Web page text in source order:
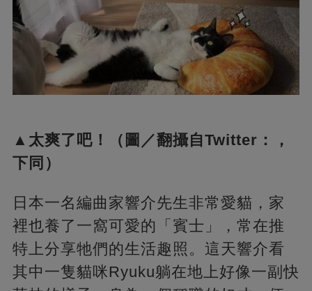
▲太爽了吧！（圖／翻攝自Twitter：，
下同）
日本一名編曲家響介先生非常愛貓，家
裡也養了一窩可愛的「賓士」，常在推
特上分享牠們的生活趣照。這天響介看
其中一隻貓咪Ryuku躺在地上好像一副快